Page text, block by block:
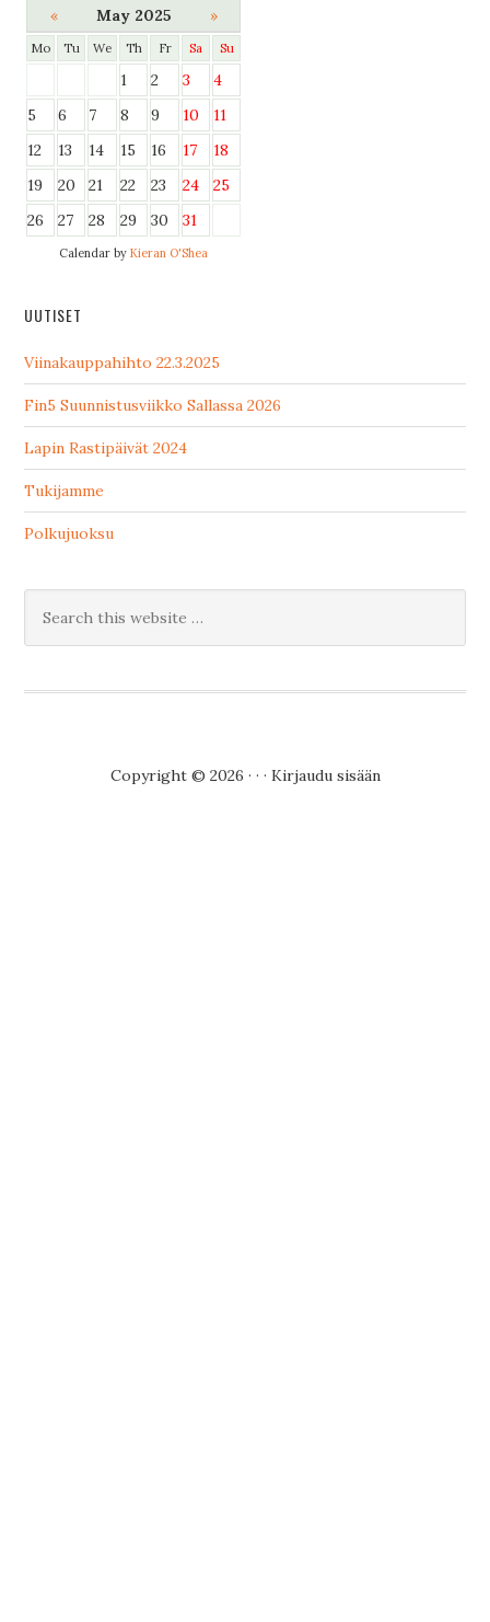
« May 2025 »
Mo Tu We Th Fr Sa Su
1 2 3
4
5
6 7 8 9 10
11
12
13 14 15 16 17
18
19
20 21 22 23 24
25
26
27 28 29 30 31
Calendar byKieran O'Shea
UUTISET
Viinakauppahihto 22.3.2025
Fin5 Suunnistusviikko Sallassa 2026
Lapin Rastipäivät 2024
Tukijamme
Polkujuoksu
Copyright © 2026 · · · Kirjaudu sisään